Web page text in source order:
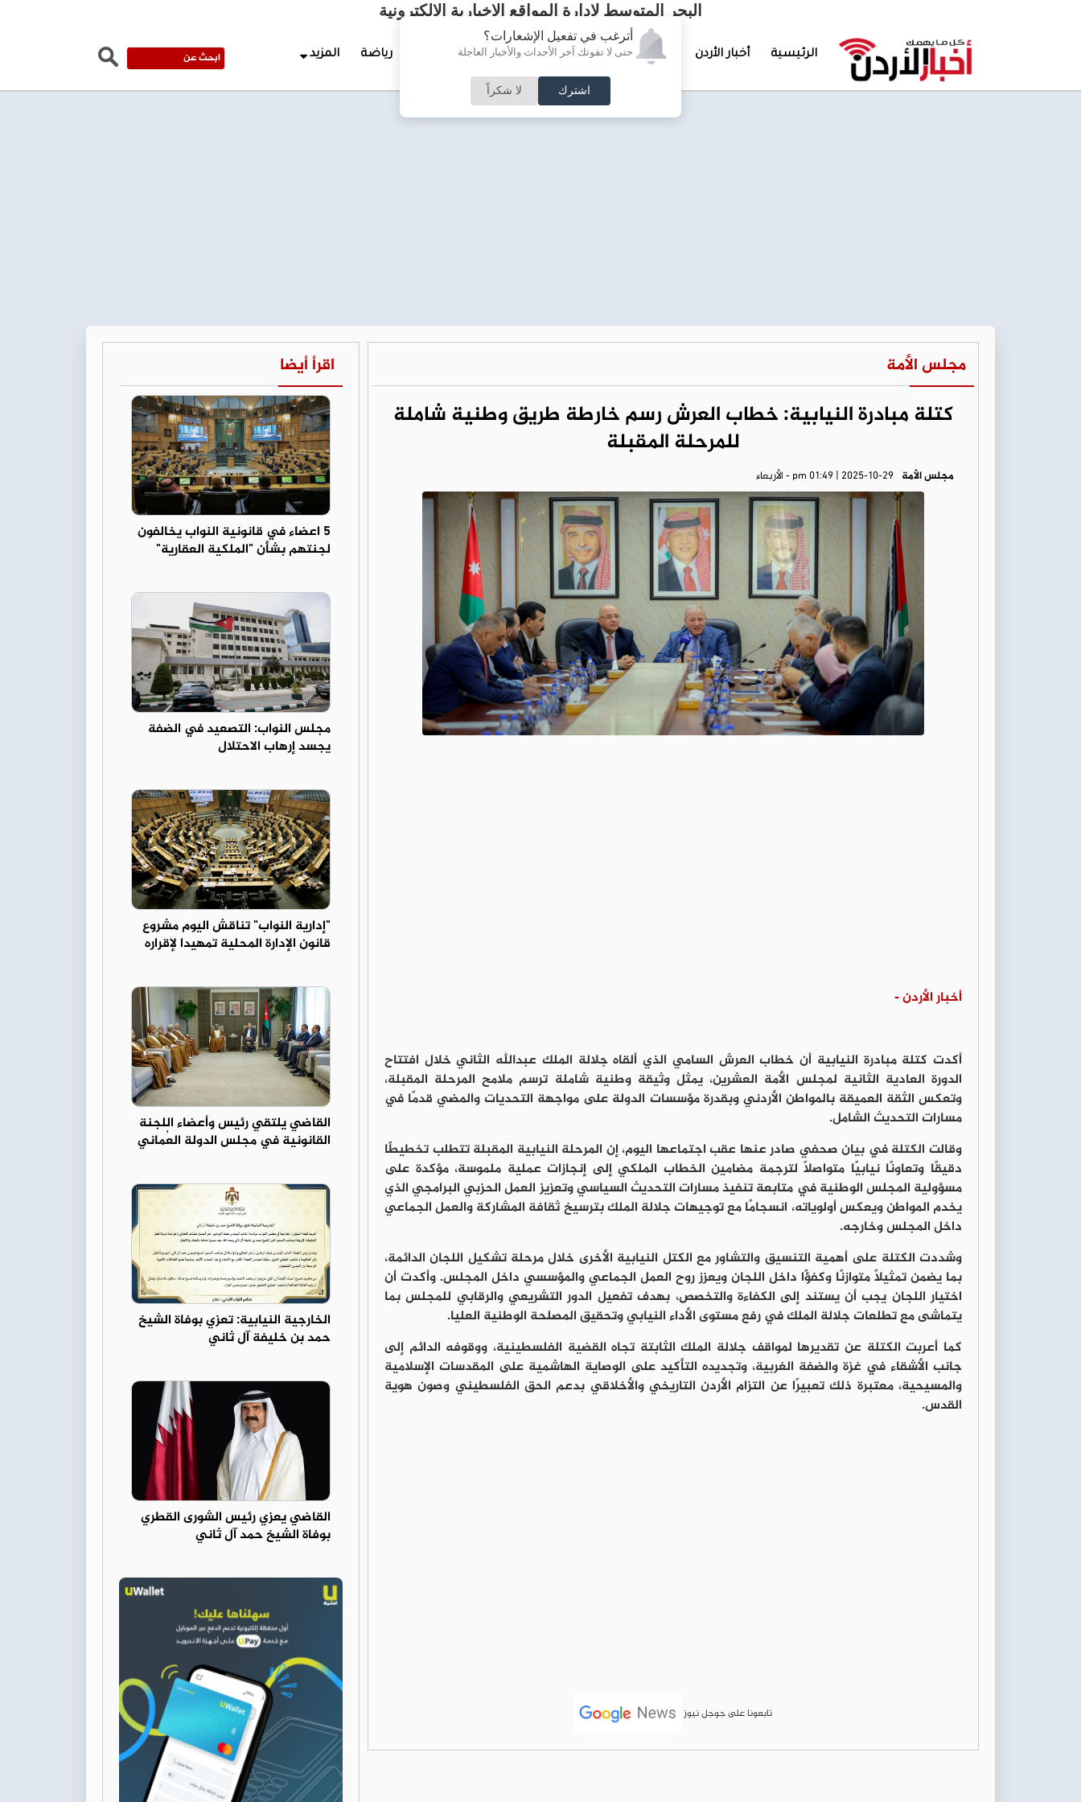
أترغب في تفعيل الإشعارات؟
حتى لا تفوتك آخر الأحداث والأخبار العاجلة
اشترك لا شكراً
البحر المتوسط لإدارة المواقع الإخبارية الالكترونية
الرئيسية أخبار الأردن تغطيات خاصة لقاء الأسبوع جرائم وحوادث رياضة المزيد
مجلس الأمة
كتلة مبادرة النيابية: خطاب العرش رسم خارطة طريق وطنية شاملة
للمرحلة المقبلة
مجلس الأمة pm 01:49 | 2025-10-29 - الأربعاء
أخبار الأردن -
أكدت كتلة مبادرة النيابية أن خطاب العرش السامي الذي ألقاه جلالة الملك عبدالله الثاني خلال افتتاح
الدورة العادية الثانية لمجلس الأمة العشرين، يمثل وثيقة وطنية شاملة ترسم ملامح المرحلة المقبلة،
وتعكس الثقة العميقة بالمواطن الأردني وبقدرة مؤسسات الدولة على مواجهة التحديات والمضي قدمًا في
مسارات التحديث الشامل.
وقالت الكتلة في بيان صحفي صادر عنها عقب اجتماعها اليوم، إن المرحلة النيابية المقبلة تتطلب تخطيطًا
دقيقًا وتعاونًا نيابيًا متواصلًا لترجمة مضامين الخطاب الملكي إلى إنجازات عملية ملموسة، مؤكدة على
مسؤولية المجلس الوطنية في متابعة تنفيذ مسارات التحديث السياسي وتعزيز العمل الحزبي البرامجي الذي
يخدم المواطن ويعكس أولوياته، انسجامًا مع توجيهات جلالة الملك بترسيخ ثقافة المشاركة والعمل الجماعي
داخل المجلس وخارجه.
وشددت الكتلة على أهمية التنسيق والتشاور مع الكتل النيابية الأخرى خلال مرحلة تشكيل اللجان الدائمة،
بما يضمن تمثيلًا متوازنًا وكفؤًا داخل اللجان ويعزز روح العمل الجماعي والمؤسسي داخل المجلس. وأكدت أن
اختيار اللجان يجب أن يستند إلى الكفاءة والتخصص، بهدف تفعيل الدور التشريعي والرقابي للمجلس بما
يتماشى مع تطلعات جلالة الملك في رفع مستوى الأداء النيابي وتحقيق المصلحة الوطنية العليا.
كما أعربت الكتلة عن تقديرها لمواقف جلالة الملك الثابتة تجاه القضية الفلسطينية، ووقوفه الدائم إلى
جانب الأشقاء في غزة والضفة الغربية، وتجديده التأكيد على الوصاية الهاشمية على المقدسات الإسلامية
والمسيحية، معتبرة ذلك تعبيرًا عن التزام الأردن التاريخي والأخلاقي بدعم الحق الفلسطيني وصون هوية
القدس.
تابعونا على جوجل نيوز
اقرأ أيضا
5 اعضاء في قانونية النواب يخالفون
لجنتهم بشأن "الملكية العقارية"
مجلس النواب: التصعيد في الضفة
يجسد إرهاب الاحتلال
"إدارية النواب" تناقش اليوم مشروع
قانون الإدارة المحلية تمهيدا لإقراره
القاضي يلتقي رئيس وأعضاء اللجنة
القانونية في مجلس الدولة العُماني
الخارجية النيابية: تعزي بوفاة الشيخ
حمد بن خليفة آل ثاني
القاضي يعزي رئيس الشورى القطري
بوفاة الشيخ حمد آل ثاني